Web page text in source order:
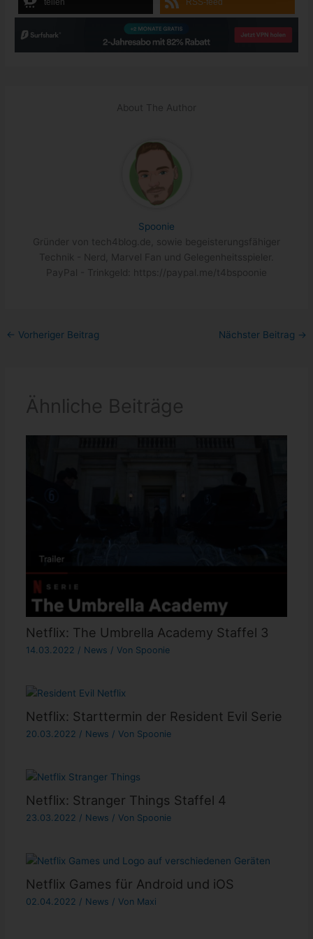
About The Author
Spoonie
Gründer von tech4blog.de, sowie begeisterungsfähiger
Technik - Nerd, Marvel Fan und Gelegenheitsspieler.
PayPal - Trinkgeld: https://paypal.me/t4bspoonie
← Vorheriger Beitrag Nächster Beitrag →
Ähnliche Beiträge
Netflix: The Umbrella Academy Staffel 3
14.03.2022 / News / Von Spoonie
Netflix: Starttermin der Resident Evil Serie
20.03.2022 / News / Von Spoonie
Netflix: Stranger Things Staffel 4
23.03.2022 / News / Von Spoonie
Netflix Games für Android und iOS
02.04.2022 / News / Von Maxi